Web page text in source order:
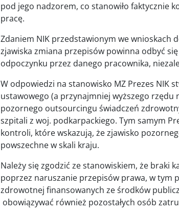
pod jego nadzorem, co stanowiło faktycznie
pracę.
Zdaniem NIK przedstawionym we wnioskach
zjawiska zmiana przepisów powinna odbyć
odpoczynku przez danego pracownika,
W odpowiedzi na stanowisko MZ Prezes NIK
ustawowego (a przynajmniej wyższego rzędu
pozornego outsourcingu świadczeń
szpitali z woj. podkarpackiego. Tym samym
kontroli, które wskazują, że zjawisko
powszechne w skali kraju.
Należy się zgodzić ze stanowiskiem, że braki
poprzez naruszanie przepisów prawa, w tym
zdrowotnej finansowanych ze środków
obowiązywać również pozostałych osób